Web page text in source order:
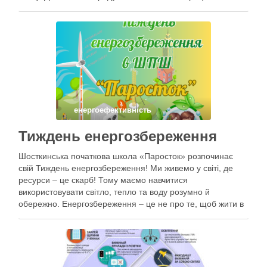
окреслили плани на майбутні новорічні канікули. В добрий
енергоефективність
Тиждень енергозбереження
Шосткинська початкова школа «Паросток» розпочинає
свій Тиждень енергозбереження! Ми живемо у світі, де
ресурси – це скарб! Тому маємо навчитися
використовувати світло, тепло та воду розумно й
обережно. Енергозбереження – це не про те, щоб жити в
дбати про свій …